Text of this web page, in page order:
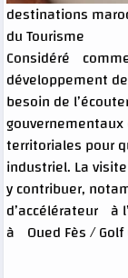
destinations
du Tourisme
Considéré
développement
besoin de
territoriales pour
industriel. La
y contribuer,
d’accélérateur à
à Oued Fès / Golf